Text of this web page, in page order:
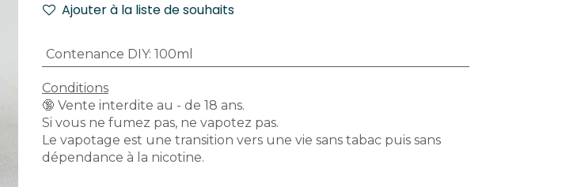
Ajouter à la liste de souhaits
Contenance DIY: 100ml
Conditions
🔞 Vente interdite au - de 18 ans.
Si vous ne fumez pas, ne vapotez pas.
Le vapotage est une transition vers une vie sans tabac puis sans
dépendance à la nicotine.